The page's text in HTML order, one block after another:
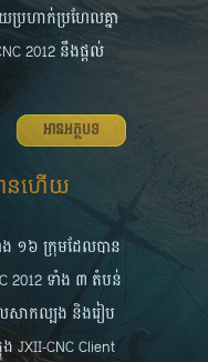
រហាក់​ប្រហែល​គ្នា​
2012 នឹង​ផ្ដល់​
អានអត្ថបទ
ាន​ហើយ
ង ១៦ ក្រុម​ដែល​បាន​
2012 ទាំង ៣ តំបន់​
សាក​ល្បង និង​រៀប​
JXII-CNC Client